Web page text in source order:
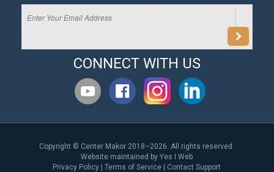
CONNECT WITH US
Copyright © Center Makor 2018–2026. All rights reserved.
Website maintained byYes I Web
Privacy Policy |Terms of Service Contact Support